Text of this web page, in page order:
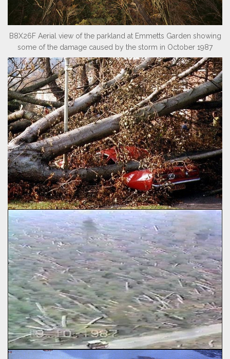
B8X26F Aerial view of the parkland at Emmetts Garden showing
some of the damage caused by the storm in October 1987